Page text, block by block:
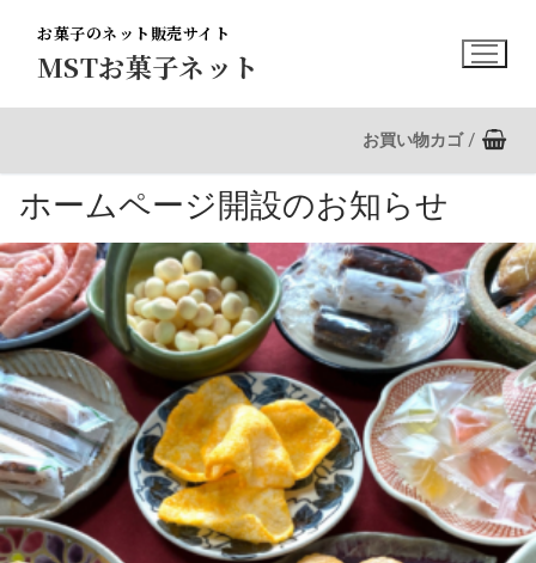
ッ
プ
MSTお菓子ネット
お菓子のネット販売サイト
お買い物カゴ /
ホームページ開設のお知らせ